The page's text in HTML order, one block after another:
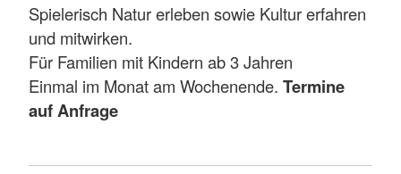
Spielerisch Natur erleben sowie Kultur erfahren
und mitwirken.
Für Familien mit Kindern ab 3 Jahren
Einmal im Monat am Wochenende. Termine
auf Anfrage